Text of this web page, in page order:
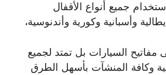
جميع أنواع الأقفال
وأسبانية وكورية وأندنوسية،
مفاتيح السيارات بل تمتد لجميع
وكافة المنشآت بأسهل الطرق